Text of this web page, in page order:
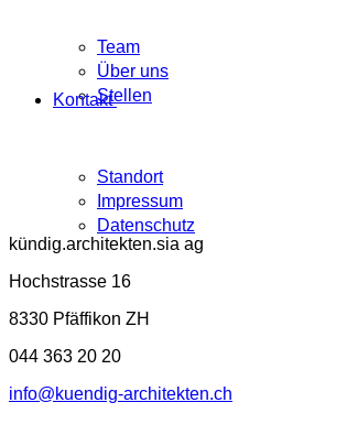
Team
Über uns
Stellen
Kontakt
Standort
Impressum
Datenschutz
kündig.architekten.sia ag
Hochstrasse 16
8330 Pfäffikon ZH
044 363 20 20
info@kuendig-architekten.ch